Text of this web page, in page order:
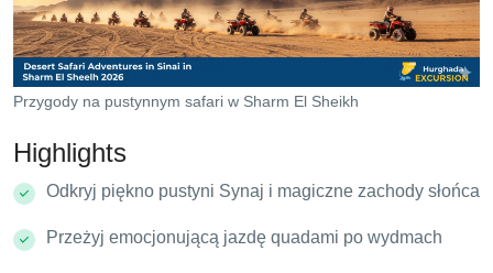
Przygody na pustynnym safari w Sharm El Sheikh
Highlights
Odkryj piękno pustyni Synaj i magiczne zachody słońca
Przeżyj emocjonującą jazdę quadami po wydmach